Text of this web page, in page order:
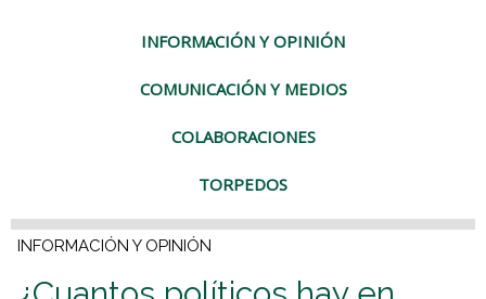
INFORMACIÓN Y OPINIÓN
COMUNICACIÓN Y MEDIOS
COLABORACIONES
TORPEDOS
INFORMACIÓN Y OPINIÓN